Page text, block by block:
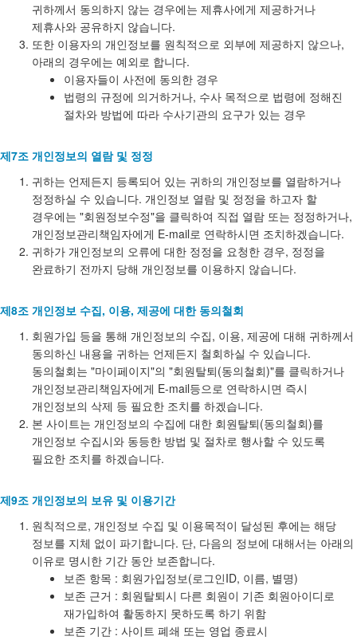
귀하께서 동의하지 않는 경우에는 제휴사에게 제공하거나
제휴사와 공유하지 않습니다.
또한 이용자의 개인정보를 원칙적으로 외부에 제공하지 않으나,
아래의 경우에는 예외로 합니다.
이용자들이 사전에 동의한 경우
법령의 규정에 의거하거나, 수사 목적으로 법령에 정해진
절차와 방법에 따라 수사기관의 요구가 있는 경우
제7조 개인정보의 열람 및 정정
귀하는 언제든지 등록되어 있는 귀하의 개인정보를 열람하거나
정정하실 수 있습니다. 개인정보 열람 및 정정을 하고자 할
경우에는 "회원정보수정"을 클릭하여 직접 열람 또는 정정하거나,
개인정보관리책임자에게 E-mail로 연락하시면 조치하겠습니다.
귀하가 개인정보의 오류에 대한 정정을 요청한 경우, 정정을
완료하기 전까지 당해 개인정보를 이용하지 않습니다.
제8조 개인정보 수집, 이용, 제공에 대한 동의철회
회원가입 등을 통해 개인정보의 수집, 이용, 제공에 대해 귀하께서
동의하신 내용을 귀하는 언제든지 철회하실 수 있습니다.
동의철회는 "마이페이지"의 "회원탈퇴(동의철회)"를 클릭하거나
개인정보관리책임자에게 E-mail등으로 연락하시면 즉시
개인정보의 삭제 등 필요한 조치를 하겠습니다.
본 사이트는 개인정보의 수집에 대한 회원탈퇴(동의철회)를
개인정보 수집시와 동등한 방법 및 절차로 행사할 수 있도록
필요한 조치를 하겠습니다.
제9조 개인정보의 보유 및 이용기간
원칙적으로, 개인정보 수집 및 이용목적이 달성된 후에는 해당
정보를 지체 없이 파기합니다. 단, 다음의 정보에 대해서는 아래의
이유로 명시한 기간 동안 보존합니다.
보존 항목 : 회원가입정보(로그인ID, 이름, 별명)
보존 근거 : 회원탈퇴시 다른 회원이 기존 회원아이디로
재가입하여 활동하지 못하도록 하기 위함
보존 기간 : 사이트 폐쇄 또는 영업 종료시